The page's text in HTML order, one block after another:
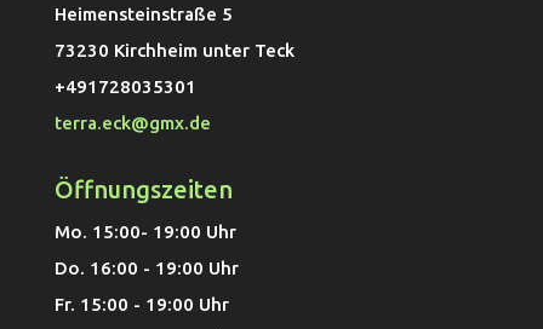
Heimensteinstraße 5
73230 Kirchheim unter Teck
+491728035301
terra.eck@gmx.de
Öffnungszeiten
Mo. 15:00- 19:00 Uhr
Do. 16:00 - 19:00 Uhr
Fr. 15:00 - 19:00 Uhr